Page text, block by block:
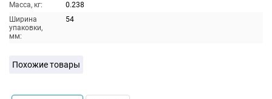
Масса, кг:
0.238
Ширина
упаковки,
мм:
54
Похожие товары